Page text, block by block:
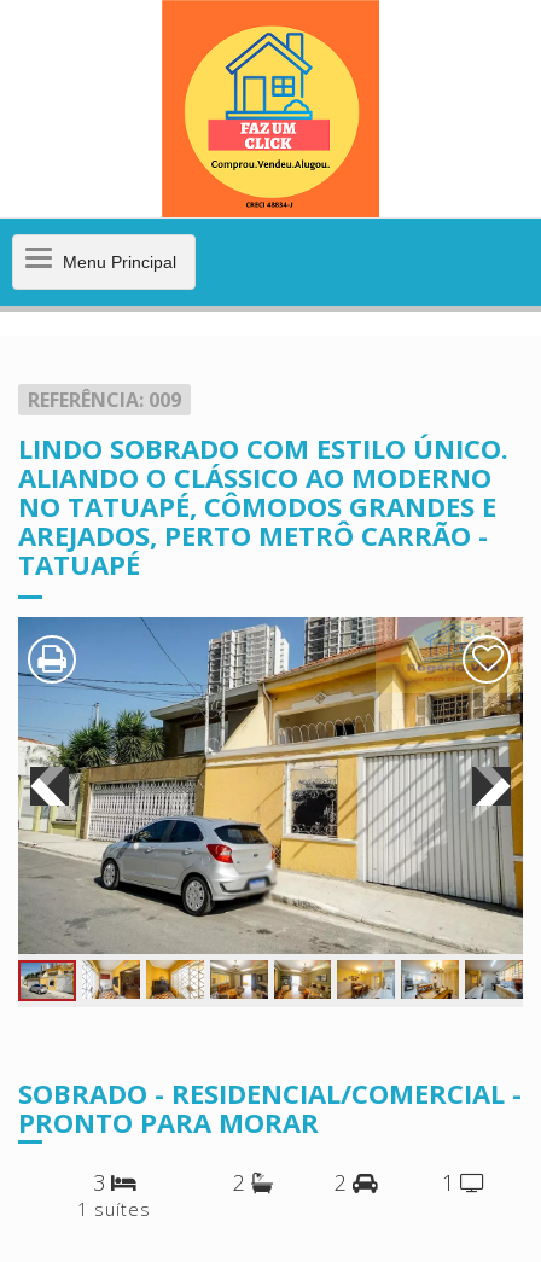
MenuMenu Principal
REFERÊNCIA: 009
LINDO SOBRADO COM ESTILO ÚNICO.
ALIANDO O CLÁSSICO AO MODERNO
NO TATUAPÉ, CÔMODOS GRANDES E
AREJADOS, PERTO METRÔ CARRÃO -
TATUAPÉ
SOBRADO - RESIDENCIAL/COMERCIAL -
PRONTO PARA MORAR
3
1 suítes
2 2 1